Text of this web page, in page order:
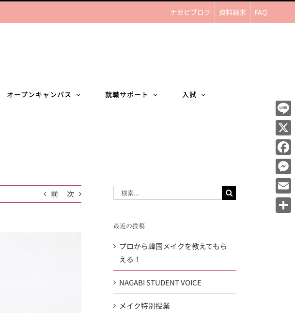
ナガビブログ 資料請求 FAQ
オープンキャンパス 就職サポート 入試
前 次
最近の投稿
プロから韓国メイクを教えてもら
える！
NAGABI STUDENT VOICE
メイク特別授業
Line
X
Email